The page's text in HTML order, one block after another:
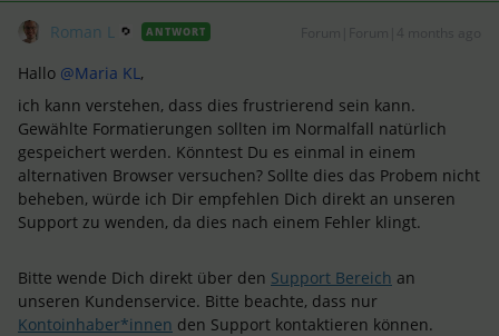
Roman L ANTWORT
Hallo ​ @Maria KL,
ich kann verstehen, dass dies frustrierend sein kann.
Gewählte Formatierungen sollten im Normalfall natürlich
gespeichert werden. Könntest Du es einmal in einem
alternativen Browser versuchen? Sollte dies das Probem nicht
beheben, würde ich Dir empfehlen Dich direkt an unseren
Support zu wenden, da dies nach einem Fehler klingt.
Bitte wende Dich direkt über den Support Bereich an
unseren Kundenservice. Bitte beachte, dass nur
Kontoinhaber*innen den Support kontaktieren können.